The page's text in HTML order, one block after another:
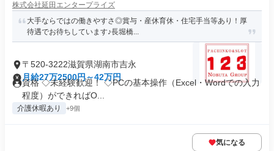
株式会社延田エンタープライズ
大手ならではの働きやすさ◎賞与・産休育休・住宅手当等あり！厚
待遇でお待ちしています♪長堀橋...
〒520-3222滋賀県湖南市吉永
月給27万2500円～42万円
資格 ◇未経験歓迎！ ◇PCの基本操作（Excel・Wordでの入力
程度）ができればO...
介護休暇あり +9個
気になる